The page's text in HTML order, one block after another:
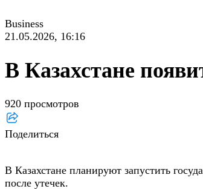
Business
21.05.2026, 16:16
В Казахстане
920 просмотров
Поделиться
В Казахстане планируют запустить
после утечек.